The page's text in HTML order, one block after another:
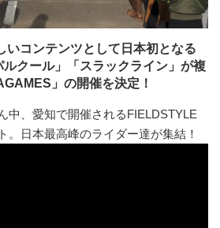
いコンテンツとして日本初となる
ルクール」「スラックライン」が複
」の開催を決定！
中、愛知で開催されるFIELDSTYLE
。日本最高峰のライダー達が集結！